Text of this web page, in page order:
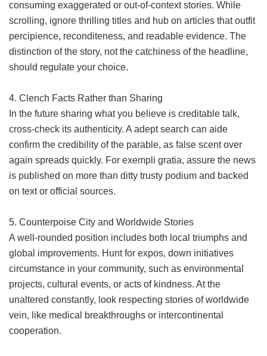
consuming exaggerated or out-of-context stories. While
scrolling, ignore thrilling titles and hub on articles that outfit
percipience, reconditeness, and readable evidence. The
distinction of the story, not the catchiness of the headline,
should regulate your choice.
4. Clench Facts Rather than Sharing
In the future sharing what you believe is creditable talk,
cross-check its authenticity. A adept search can aide
confirm the credibility of the parable, as false scent over
again spreads quickly. For exempli gratia, assure the news
is published on more than ditty trusty podium and backed
on text or official sources.
5. Counterpoise City and Worldwide Stories
A well-rounded position includes both local triumphs and
global improvements. Hunt for expos‚ down initiatives
circumstance in your community, such as environmental
projects, cultural events, or acts of kindness. At the
unaltered constantly, look respecting stories of worldwide
vein, like medical breakthroughs or intercontinental
cooperation.